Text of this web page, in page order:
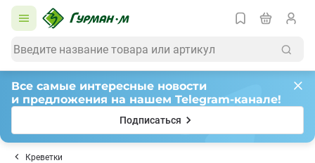
Все самые интересные новости
и предложения на нашем Telegram-канале!
Подписаться
Креветки